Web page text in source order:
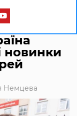
новинки
Немцева